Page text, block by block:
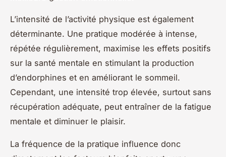
L’intensité de l’activité physique est également
déterminante. Une pratique modérée à intense,
répétée régulièrement, maximise les effets positifs
sur la santé mentale en stimulant la production
d’endorphines et en améliorant le sommeil.
Cependant, une intensité trop élevée, surtout sans
récupération adéquate, peut entraîner de la fatigue
mentale et diminuer le plaisir.
La fréquence de la pratique influence donc